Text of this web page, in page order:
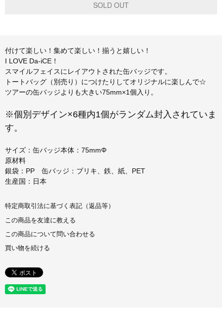
付けて楽しい！集めて楽しい！揃うと嬉しい！
I LOVE Da-iCE！
スマイルフェイスにレイアウトされた缶バッジです。
トートバッグ（別売り）につけたりしてオリジナルに楽しんで☆
ツアーの缶バッジよりも大きい75mm×1個入り。
※個別デザイン×6種内1個がランダム封入されていま
す。
サイズ：缶バッジ本体：75mmΦ
原材料
銀袋：PP 缶バッジ：ブリキ、鉄、紙、PET
生産国：日本
特定商取引法に基づく表記（返品等）
この商品を友達に教える
この商品について問い合わせる
買い物を続ける